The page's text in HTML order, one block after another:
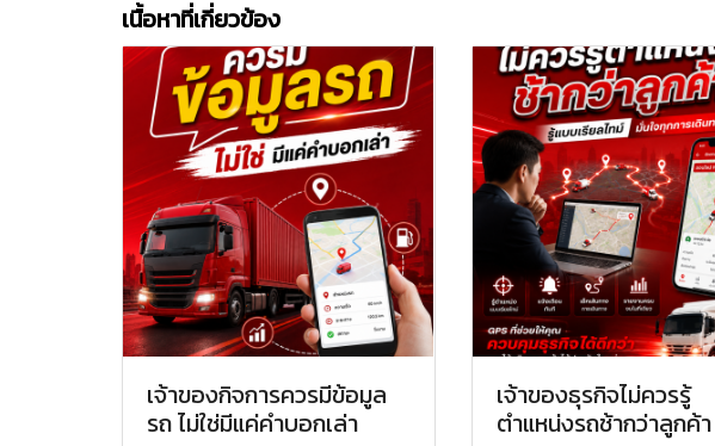
เนื้อหาที่เกี่ยวข้อง
เจ้าของกิจการควรมีข้อมูล
รถ ไม่ใช่มีแค่คำบอกเล่า
เจ้าของธุรกิจไม่ควรรู้
ตำแหน่งรถช้ากว่าลูกค้า